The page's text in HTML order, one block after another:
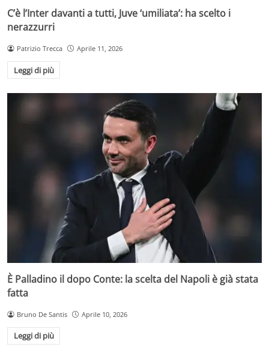
C’è l’Inter davanti a tutti, Juve ‘umiliata’: ha scelto i
nerazzurri
Patrizio Trecca Aprile 11, 2026
Leggi di più
È Palladino il dopo Conte: la scelta del Napoli è già stata
fatta
Bruno De Santis Aprile 10, 2026
Leggi di più